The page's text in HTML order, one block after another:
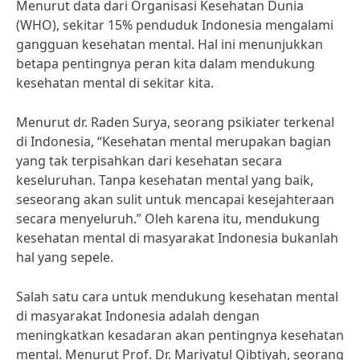
Menurut data dari Organisasi Kesehatan Dunia
(WHO), sekitar 15% penduduk Indonesia mengalami
gangguan kesehatan mental. Hal ini menunjukkan
betapa pentingnya peran kita dalam mendukung
kesehatan mental di sekitar kita.
Menurut dr. Raden Surya, seorang psikiater terkenal
di Indonesia, “Kesehatan mental merupakan bagian
yang tak terpisahkan dari kesehatan secara
keseluruhan. Tanpa kesehatan mental yang baik,
seseorang akan sulit untuk mencapai kesejahteraan
secara menyeluruh.” Oleh karena itu, mendukung
kesehatan mental di masyarakat Indonesia bukanlah
hal yang sepele.
Salah satu cara untuk mendukung kesehatan mental
di masyarakat Indonesia adalah dengan
meningkatkan kesadaran akan pentingnya kesehatan
mental. Menurut Prof. Dr. Mariyatul Qibtiyah, seorang